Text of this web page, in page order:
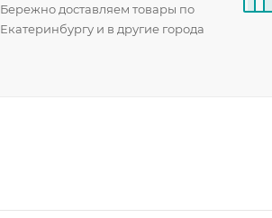
Бережно доставляем товары по
Екатеринбургу и в другие города